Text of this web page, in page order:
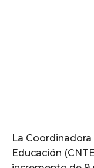
La
Educación